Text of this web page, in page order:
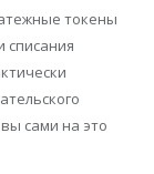
токены
списания
сами на это